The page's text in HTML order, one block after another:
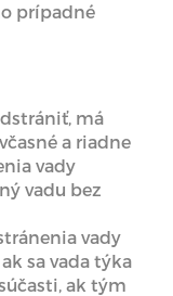
prípadné
má
a riadne
vady
vadu bez
vady
sa vada týka
ak tým